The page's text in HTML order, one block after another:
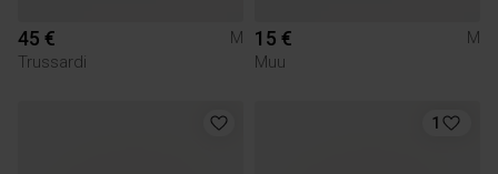
45 €
M
Trussardi
15 €
M
Muu
1